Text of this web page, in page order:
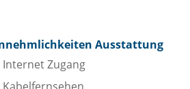
Ausstattung
Internet Zugang